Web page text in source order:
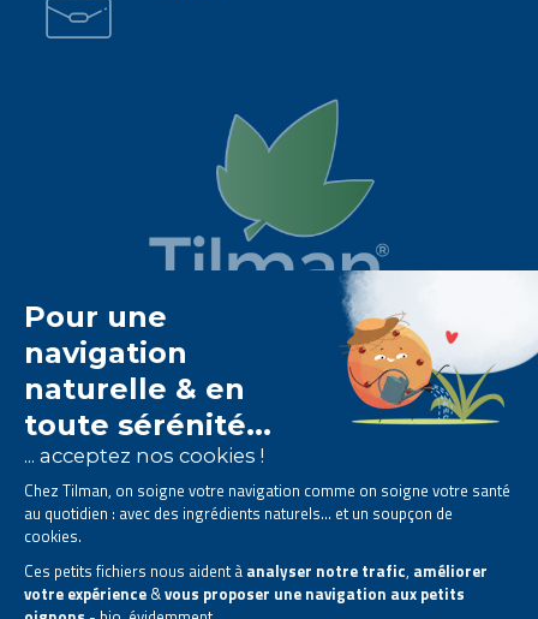
Het Tilman laboratorium is
gespecialiseerd in
fytotherapie
Het biedt unatuurlijke oplossingen op basis van
planten
Producten ontworpen om uw dagelijks leven te
verbeteren.
Alle rechten voorbehouden. © 2026 Tilman
Privacyverklaring
Algemene informatie Bedrijfscontactgegevens |